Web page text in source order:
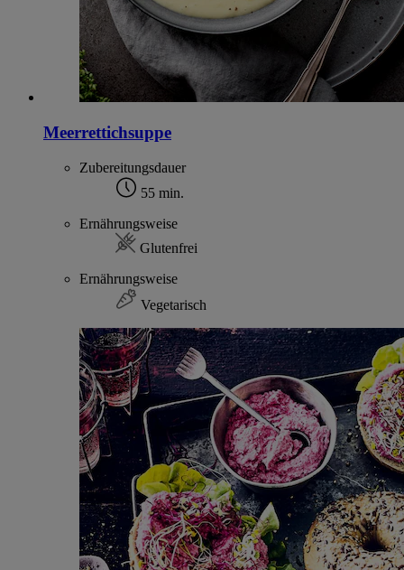
Meerrettichsuppe
Zubereitungsdauer
55 min.
Ernährungsweise
Glutenfrei
Ernährungsweise
Vegetarisch